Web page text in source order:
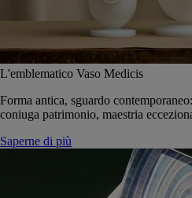
L'emblematico Vaso Medicis
Forma antica, sguardo
coniuga patrimonio, maestria
Saperne di più